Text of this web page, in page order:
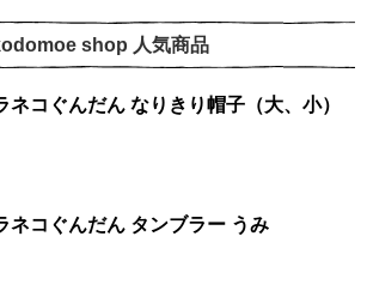
shop 人気商品
ネコぐんだん なりきり帽子（大、小）
ノラネコぐんだん タンブラー うみ